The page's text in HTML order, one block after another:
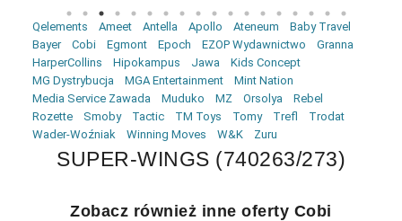
AKTUALNOŚCI
LOGOWANIE
REJESTRACJA
Qelements Ameet Antella Apollo Ateneum
Baby Travel
Bayer
Cobi Egmont Epoch EZOP Wydawnictwo
Granna
HarperCollins
Hipokampus Jawa
Kids Concept
MG Dystrybucja
MGA Entertainment
Mint Nation
Media Service Zawada
Muduko MZ Orsolya
Rebel
Rozette
Smoby Tactic TM Toys Tomy Trefl
Trodat
Wader-Woźniak
Winning Moves W&K Zuru
SUPER-WINGS (740263/273)
Zobacz również inne oferty Cobi